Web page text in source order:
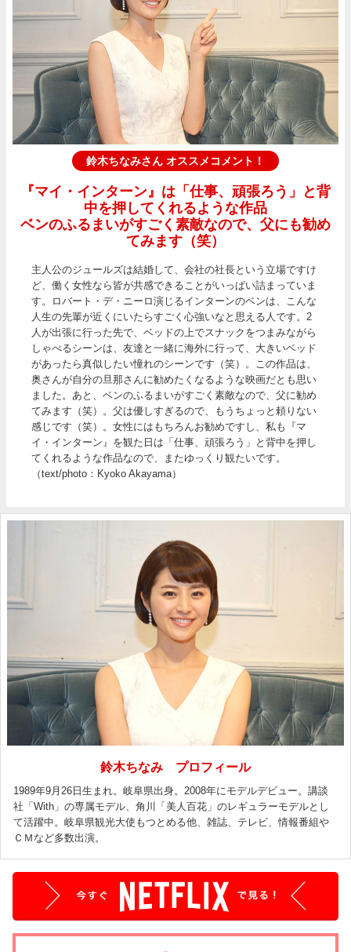
鈴木ちなみさん オススメコメント！
『マイ・インターン』は「仕事、頑張ろう」と背
中を押してくれるような作品
ベンのふるまいがすごく素敵なので、父にも勧め
てみます（笑）
主人公のジュールズは結婚して、会社の社長という立場ですけ
ど、働く女性なら皆が共感できることがいっぱい詰まっていま
す。ロバート・デ・ニーロ演じるインターンのベンは、こんな
人生の先輩が近くにいたらすごく心強いなと思える人です。2
人が出張に行った先で、ベッドの上でスナックをつまみながら
しゃべるシーンは、友達と一緒に海外に行って、大きいベッド
があったら真似したい憧れのシーンです（笑）。この作品は、
奥さんが自分の旦那さんに勧めたくなるような映画だとも思い
ました。あと、ベンのふるまいがすごく素敵なので、父に勧め
てみます（笑）。父は優しすぎるので、もうちょっと頼りない
感じです（笑）。女性にはもちろんお勧めですし、私も『マ
イ・インターン』を観た日は「仕事、頑張ろう」と背中を押し
てくれるような作品なので、またゆっくり観たいです。
（text/photo：Kyoko Akayama）
鈴木ちなみ プロフィール
1989年9月26日生まれ。岐阜県出身。2008年にモデルデビュー。講談
社「With」の専属モデル、角川「美人百花」のレギュラーモデルとし
て活躍中。岐阜県観光大使もつとめる他、雑誌、テレビ、情報番組や
ＣＭなど多数出演。